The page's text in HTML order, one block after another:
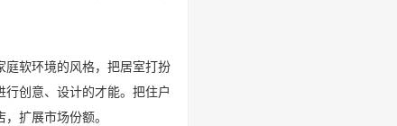
软环境的风格，把居室打扮
创意、设计的才能。把住户
扩展市场份额。